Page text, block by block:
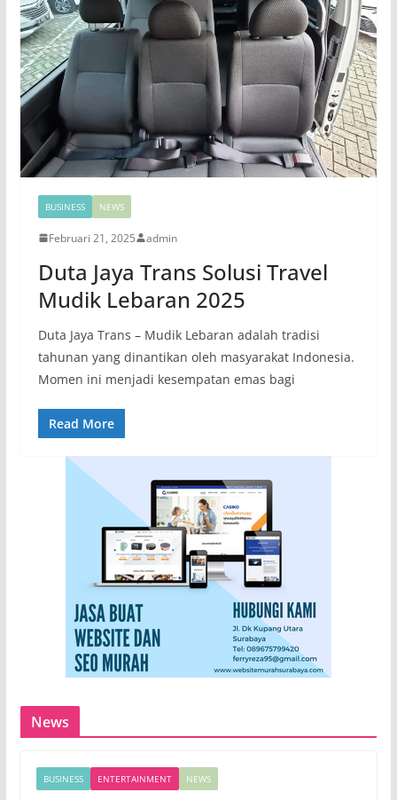
BUSINESS NEWS
Februari 21, 2025 admin
Duta Jaya Trans Solusi Travel
Mudik Lebaran 2025
Duta Jaya Trans – Mudik Lebaran adalah tradisi
tahunan yang dinantikan oleh masyarakat Indonesia.
Momen ini menjadi kesempatan emas bagi
Read More
News
BUSINESS ENTERTAINMENT NEWS